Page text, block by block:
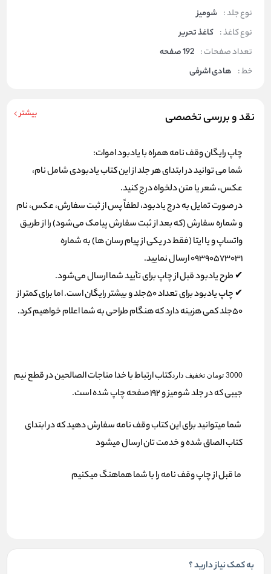
نوع جلد : شومیز
نوع کاغذ : کاغذ تحریر
تعداد صفحات : 192 صفحه
خط : هادی اشرفی
نقد و بررسی تخصصی بیشتر
چاپ رایگان وقف نامه همراه با یادبود اموات:
شما می توانید در ابتدای هر جلد از این کتاب یادبودی شامل نام،
عکس، شعر یا متن دلخواه درج کنید.
در صورت تمایل به درج یادبود، لطفاً پس از ثبت سفارش، عکس، نام
و شماره سفارش (که بعد از ثبت سفارش پیامک می‌شود) را از طریق
واتساپ و یا ایتا (فقط در یکی از پیام رسان ها) به شماره
09390573031 ارسال نمایید.
✔ طرح یادبود قبل از چاپ برای تأیید شما ارسال می‌شود.
✔ چاپ یادبود برای تعداد 50جلد و بیشتر رایگان است. اما برای کمتر از
50جلد کمی هزینه دارد که هنگام طراحی به شما اعلام خواهیم کرد.
3000 تومان تخفیف دارد
کتاب ارتباط با خدا مناجات الصالحین در قطع نیم
جیبی که در جلد شومیز و 192 صفحه چاپ شده است.
شما میتوانید برای این کتاب وقف نامه سفارش دهید که در ابتدای
کتاب الصاق شده و خدمت تان ارسال میشود
ما قبل از چاپ وقف نامه را با شما هماهنگ میکنیم
به کمک نیاز دارید ؟